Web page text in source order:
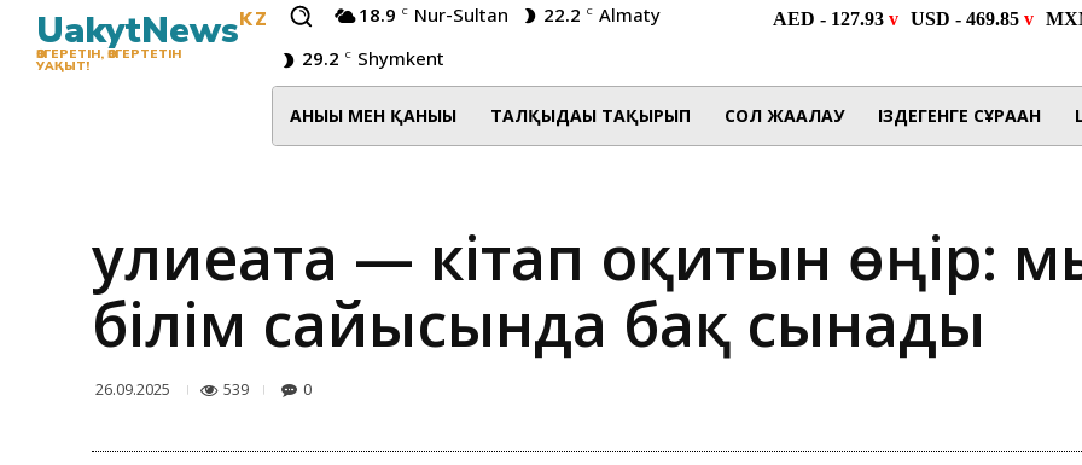
UakytNewsKZ
ӨЗГЕРЕТІН, ӨЗГЕРТЕТІН
УАҚЫТ!
18.9 C Nur-Sultan 22.2 C Almaty
29.2 C Shymkent
АНЫҒЫ МЕН ҚАНЫҒЫ ТАЛҚЫДАҒЫ ТАҚЫРЫП СОЛ ЖАҒАЛАУ ІЗДЕГЕНГЕ СҰРАҒАН
Әулиеата — кітап оқитын өңір:
білім сайысында бақ сынады
26.09.2025 539 0